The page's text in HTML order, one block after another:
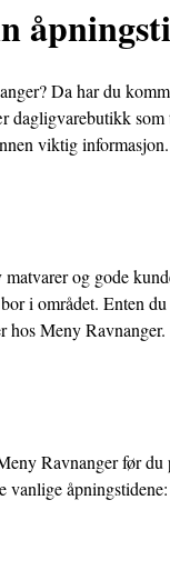
Da har du
viktig informasjon.
og gode
i området. Enten
hos Meny Ravnanger.
Ravnanger før
vanlige åpningstidene: